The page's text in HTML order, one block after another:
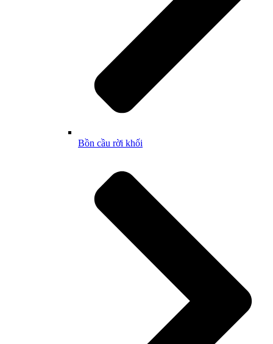
Bồn cầu rời khối